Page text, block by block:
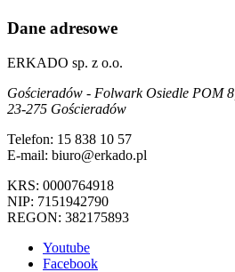
Dane adresowe
ERKADO sp. z o.o.
Gościeradów - Folwark Osiedle POM 8,
23-275 Gościeradów
Telefon: 15 838 10 57
E-mail: biuro@erkado.pl
KRS: 0000764918
NIP: 7151942790
REGON: 382175893
Youtube
Facebook